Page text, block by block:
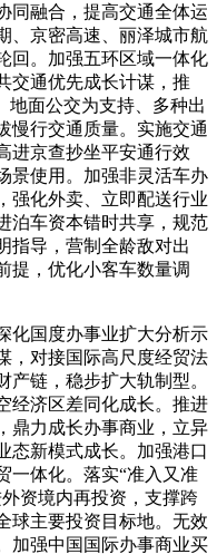
同融合，提高交通全体运
、京密高速、丽泽城市航
回。加强五环区域一体化
交通优先成长计谋，推
地面公交为支持、多种出
慢行交通质量。实施交通
进京查抄坐平安通行效
景使用。加强非灵活车办
强化外卖、立即配送行业
泊车资本错时共享，规范
指导，营制全龄敌对出
提，优化小客车数量调
国度办事业扩大分析示
，对接国际高尺度经贸法
产链，稳步扩大轨制型。
经济区差同化成长。推进
鼎力成长办事商业，立异
态新模式成长。加强港口
一体化。落实“准入又准
资境内再投资，支撑跨
球主要投资目标地。无效
加强中国国际办事商业买